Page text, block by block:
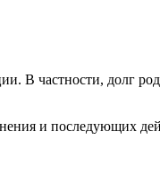
В частности, долг
и последующих